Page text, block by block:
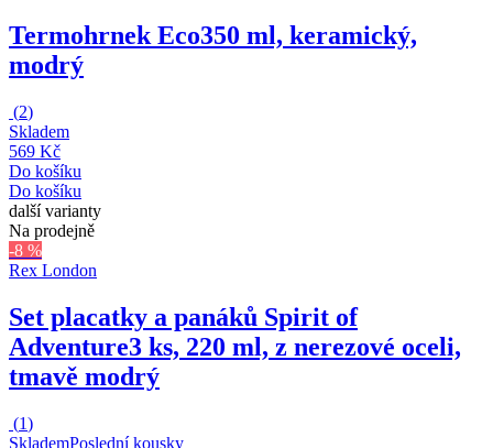
Termohrnek Eco350 ml, keramický,
modrý
(2)
Skladem
569 Kč
Do košíku
Do košíku
další varianty
Na prodejně
-8 %
Rex London
Set placatky a panáků Spirit of
Adventure3 ks, 220 ml, z nerezové oceli,
tmavě modrý
(1)
SklademPoslední kousky